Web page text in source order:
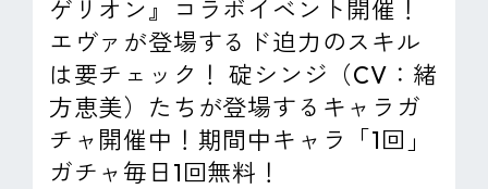
IR情報
採用情報
サステナビリティ
ゲリオン』コラボイベント開催！
エヴァが登場するド迫力のスキル
は要チェック！ 碇シンジ（CV：緒
方恵美）たちが登場するキャラガ
チャ開催中！期間中キャラ「1回」
ガチャ毎日1回無料！